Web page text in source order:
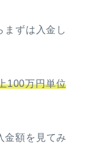
まずは入金し
100万円単位
金額を見てみ